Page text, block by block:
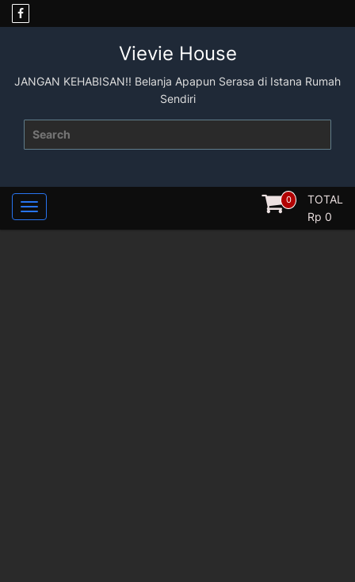
Skip
to
Vievie House
JANGAN KEHABISAN!! Belanja Apapun Serasa di Istana Rumah
Sendiri
0
TOTAL
Rp 0